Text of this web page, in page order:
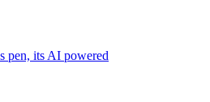
pen, its AI powered